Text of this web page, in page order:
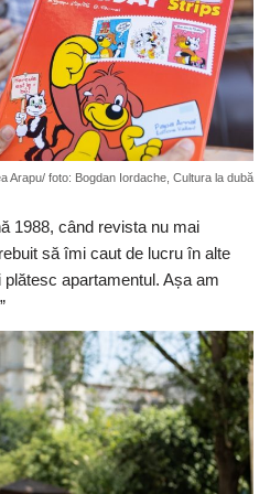
Arapu/ foto: Bogdan Iordache, Cultura la dubă
1988, când revista nu mai
să îmi caut de lucru în alte
apartamentul. Așa am